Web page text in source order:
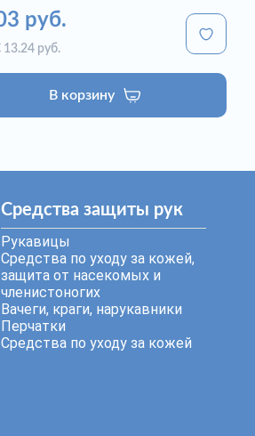
руб.
руб.
В корзину
Средства защиты рук
Рукавицы
Средства по уходу за кожей,
защита от насекомых и
членистоногих
Вачеги, краги, нарукавники
Перчатки
Средства по уходу за кожей